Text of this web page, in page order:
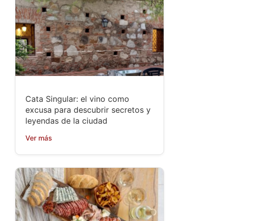
Cata Singular: el vino como
excusa para descubrir secretos y
leyendas de la ciudad
Ver más